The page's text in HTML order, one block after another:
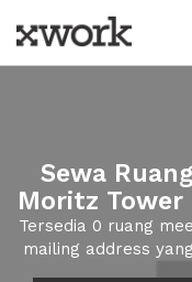
Sewa
Moritz
Tersedia 0 ruang
mailing address